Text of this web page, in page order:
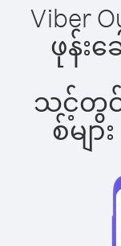
Viber
ဖုန်း
သင့်တွင်
စ်မျ